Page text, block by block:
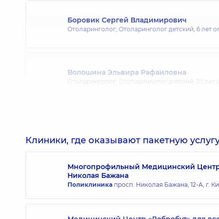
Боровик Сергей Владимирович
Отоларинголог; Отоларинголог детский, 6 лет
Волошина Эльвира Рафаиловна
Отоларинголог; Отоларинголог детский, 25 лет
Григорак Светлана Федоровна
Отоларинголог; Отоларинголог детский,25 лет
Клиники, где оказывают пакетную
Многопрофильный Медицинский Центр
Николая Бажана
Поликлиника просп. Николая Бажана, 12-А, г.